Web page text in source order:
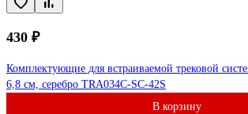
430 ₽
Комплектующие для встраиваемой трековой
6,8 см, серебро TRA034C-SC-42S
В корзину